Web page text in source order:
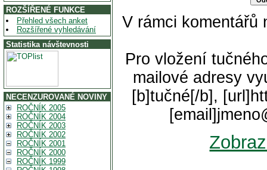
ROZŠÍŘENÉ FUNKCE
Přehled všech anket
Rozšířené vyhledávání
Statistika návštevnosti
NECENZUROVANÉ NOVINY
ROČNÍK 2005
ROČNÍK 2004
ROČNÍK 2003
ROČNÍK 2002
ROČNÍK 2001
ROČNÍK 2000
ROČNÍK 1999
V rámci komentářů
Pro vložení
mailové adresy
[b]tučné[/b],